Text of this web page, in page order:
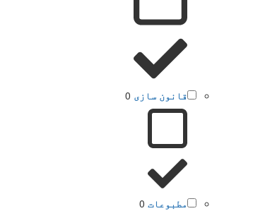
قانون سازی 0
مطبوعات 0